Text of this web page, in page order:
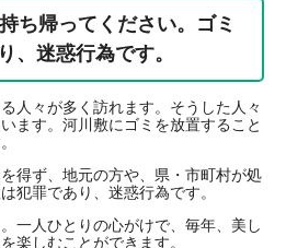
ち帰ってください。ゴミ
、迷惑行為です。
人々が多く訪れます。そうした人々
ます。河川敷にゴミを放置すること
得ず、地元の方や、県・市町村が処
犯罪であり、迷惑行為です。
一人ひとりの心がけで、毎年、美し
楽しむことができます。